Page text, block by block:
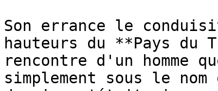
Son errance le
hauteurs du **Pays
rencontre d'un homme
simplement sous le